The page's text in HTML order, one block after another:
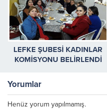
LEFKE ŞUBESİ KADINLAR
KOMİSYONU BELİRLENDİ
Yorumlar
Henüz yorum yapılmamış.